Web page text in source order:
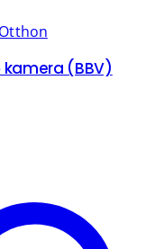
Otthon
kamera (BBV)